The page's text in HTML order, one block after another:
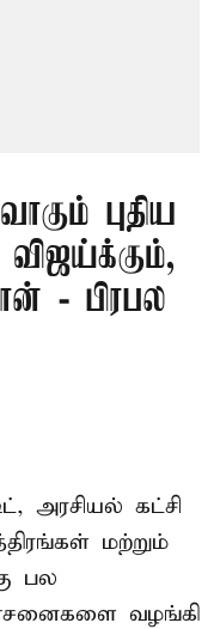
புதிய
விஜய்க்கும்,
- பிரபல
அரசியல் கட்சி
மற்றும்
பல
வழங்கி